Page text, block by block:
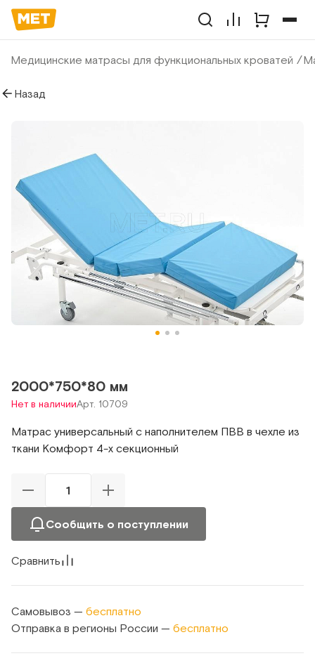
Медицинские матрасы для функциональных кроватей
Назад
2000*750*80 мм
Нет в наличииАрт. 10709
Матрас универсальный с наполнителем ПВВ в чехле из
ткани Комфорт 4-х секционный
Сообщить о поступлении
Сравнить
Самовывоз — бесплатно
Отправка в регионы России — бесплатно